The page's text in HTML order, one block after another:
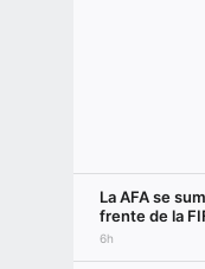
La AFA se
frente de la
6h